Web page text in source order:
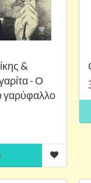
&
- Ο
γαρύφαλλο